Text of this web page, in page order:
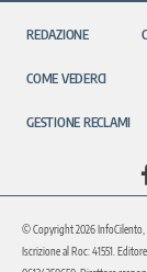
REDAZIONE
COME VEDERCI
GESTIONE RECLAMI
© Copyright 2026 InfoCilento,
Iscrizione al Roc: 41551.